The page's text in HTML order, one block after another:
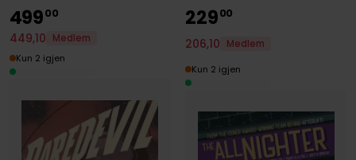
49900
449,10
Medlem
Kun 2 igjen
22900
206,10
Medlem
Kun 2 igjen